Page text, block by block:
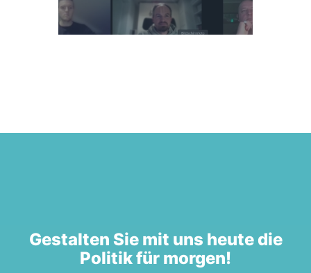
Gestalten Sie mit uns heute die
Politik für morgen!